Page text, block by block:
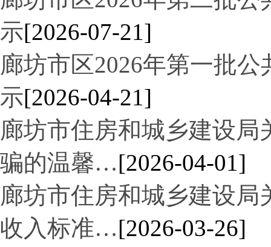
示[2026-07-21]
廊坊市区2026年第一批
示[2026-04-21]
廊坊市住房和城乡建设
骗的温馨…[2026-04-01]
廊坊市住房和城乡建设
收入标准…[2026-03-26]